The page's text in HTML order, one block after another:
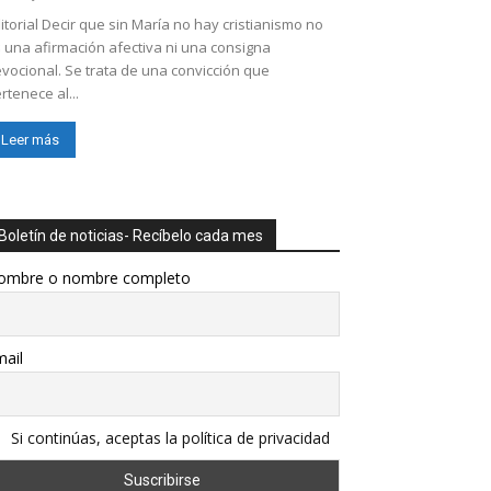
Decir que sin María no hay cristianismo no
una afirmación afectiva ni una consigna
Se trata de una convicción que
al...
Leer más
de noticias- Recíbelo cada mes
o nombre completo
Si continúas, aceptas la política de privacidad